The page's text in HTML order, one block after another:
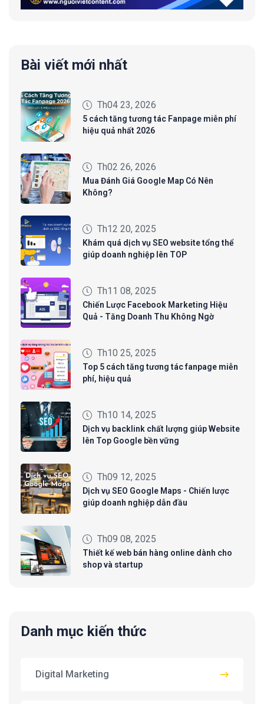
Bài viết mới nhất
Th04 23, 2026
5 cách tăng tương tác Fanpage miễn phí
hiệu quả nhất 2026
Th02 26, 2026
Mua Đánh Giá Google Map Có Nên
Không?
Th12 20, 2025
Khám quá dịch vụ SEO website tổng thể
giúp doanh nghiệp lên TOP
Th11 08, 2025
Chiến Lược Facebook Marketing Hiệu
Quả - Tăng Doanh Thu Không Ngờ
Th10 25, 2025
Top 5 cách tăng tương tác fanpage miễn
phí, hiệu quả
Th10 14, 2025
Dịch vụ backlink chất lượng giúp Website
lên Top Google bền vững
Th09 12, 2025
Dịch vụ SEO Google Maps - Chiến lược
giúp doanh nghiệp dẫn đầu
Th09 08, 2025
Thiết kế web bán hàng online dành cho
shop và startup
Danh mục kiến thức
Digital Marketing